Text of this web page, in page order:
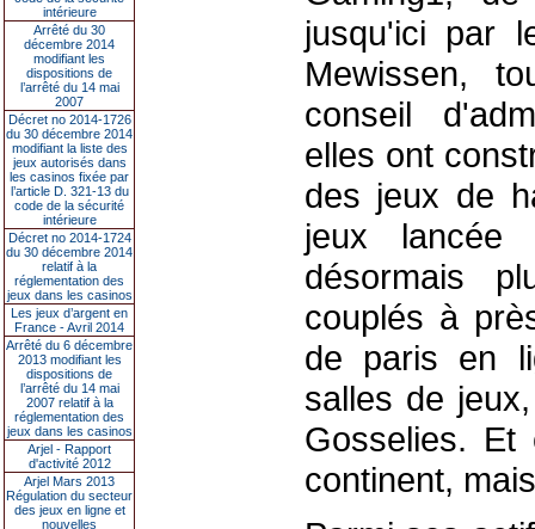
intérieure
Arrêté du 30
décembre 2014
modifiant les
dispositions de
l’arrêté du 14 mai
2007
Décret no 2014-1726
du 30 décembre 2014
modifiant la liste des
jeux autorisés dans
les casinos fixée par
l’article D. 321-13 du
code de la sécurité
intérieure
Décret no 2014-1724
du 30 décembre 2014
relatif à la
réglementation des
jeux dans les casinos
Les jeux d’argent en
France - Avril 2014
Arrêté du 6 décembre
2013 modifiant les
dispositions de
l’arrêté du 14 mai
2007 relatif à la
réglementation des
jeux dans les casinos
Arjel - Rapport
d'activité 2012
Arjel Mars 2013
Régulation du secteur
des jeux en ligne et
nouvelles
jusqu'ici par
Mewissen,
conseil
elles ont
des jeux de
jeux
désormais
couplés à
de paris en
salles de
Gosselies.
continent,